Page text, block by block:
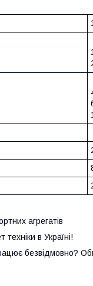
агрегатів
в Україні!
безвідмовно?